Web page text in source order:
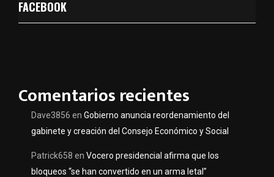
FACEBOOK
Comentarios recientes
Dave3856 en Gobierno anuncia reordenamiento del
gabinete y creación del Consejo Económico y Social
Patrick658 en Vocero presidencial afirma que los
bloqueos “se han convertido en un arma letal”